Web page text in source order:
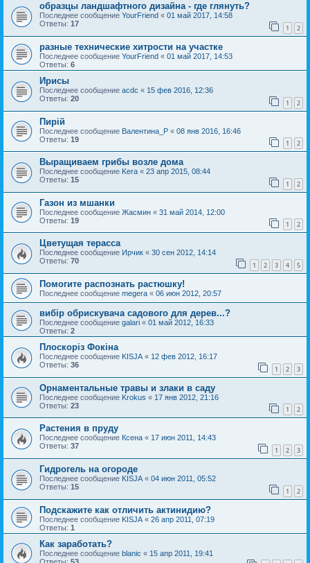
образцы ландшафтного дизайна - где глянуть?
Последнее сообщение YourFriend « 01 май 2017, 14:58
Ответы: 17 1 2
разные технические хитрости на участке
Последнее сообщение YourFriend « 01 май 2017, 14:53
Ответы: 6
Ирисы
Последнее сообщение acdc « 15 фев 2016, 12:36
Ответы: 20 1 2
Пирій
Последнее сообщение Валентина_Р « 08 янв 2016, 16:46
Ответы: 19 1 2
Выращиваем грибы возле дома
Последнее сообщение Kera « 23 апр 2015, 08:44
Ответы: 15 1 2
Газон из мшанки
Последнее сообщение Жасмин « 31 май 2014, 12:00
Ответы: 19 1 2
Цветущая терасса
Последнее сообщение Ирчик « 30 сен 2012, 14:14
Ответы: 70 1 2 3 4 5
Помогите распознать растюшку!
Последнее сообщение megera « 06 июн 2012, 20:57
вибір обрискувача садового для дерев...?
Последнее сообщение galari « 01 май 2012, 16:33
Ответы: 2
Плоскоріз Фокіна
Последнее сообщение KISJA « 12 фев 2012, 16:17
Ответы: 36 1 2 3
Орнаментальные травы и злаки в саду
Последнее сообщение Krokus « 17 янв 2012, 21:16
Ответы: 23 1 2
Растения в пруду
Последнее сообщение Ксена « 17 июн 2011, 14:43
Ответы: 37 1 2 3
Гидрогель на огороде
Последнее сообщение KISJA « 04 июн 2011, 05:52
Ответы: 15 1 2
Подскажите как отличить актинидию?
Последнее сообщение KISJA « 26 апр 2011, 07:19
Ответы: 1
Как заработать?
Последнее сообщение blanic « 15 апр 2011, 19:41